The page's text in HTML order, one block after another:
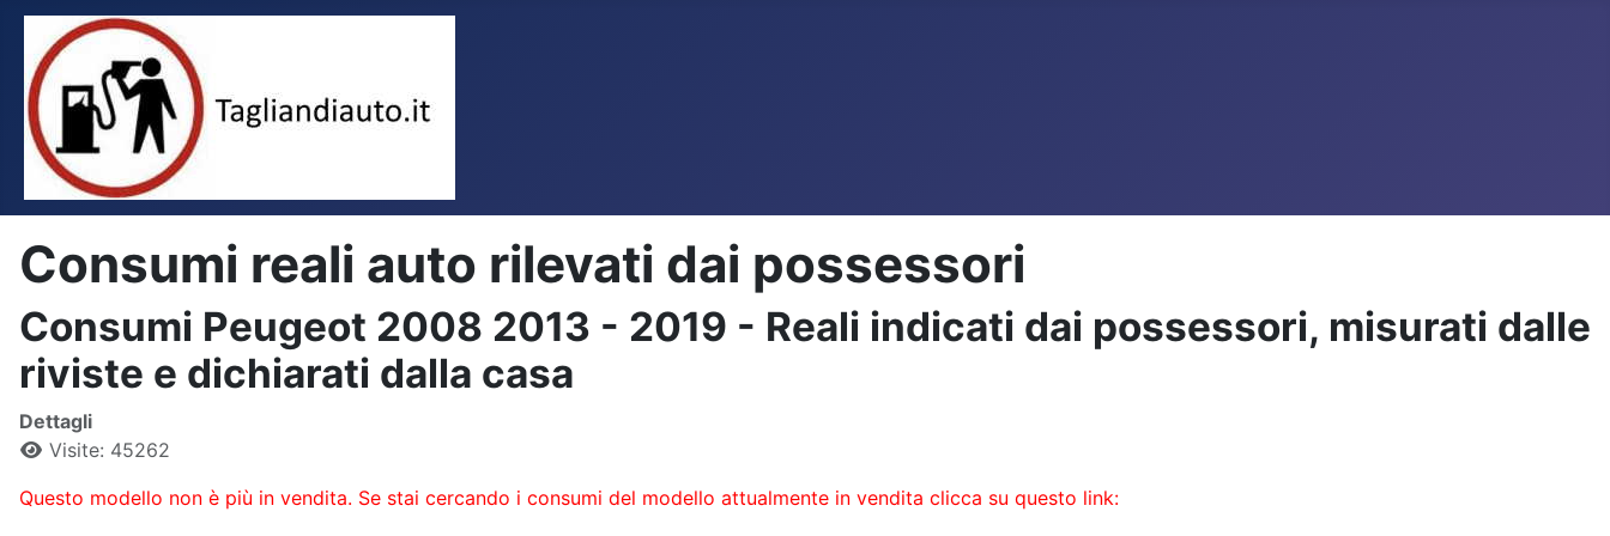
Consumi reali auto rilevati dai possessori
Consumi Peugeot 2008 2013 - 2019 - Reali indicati dai possessori, misurati dalle
riviste e dichiarati dalla casa
Dettagli
Visite: 45262
Questo modello non è più in vendita. Se stai cercando i consumi del modello attualmente in vendita clicca su questo link: